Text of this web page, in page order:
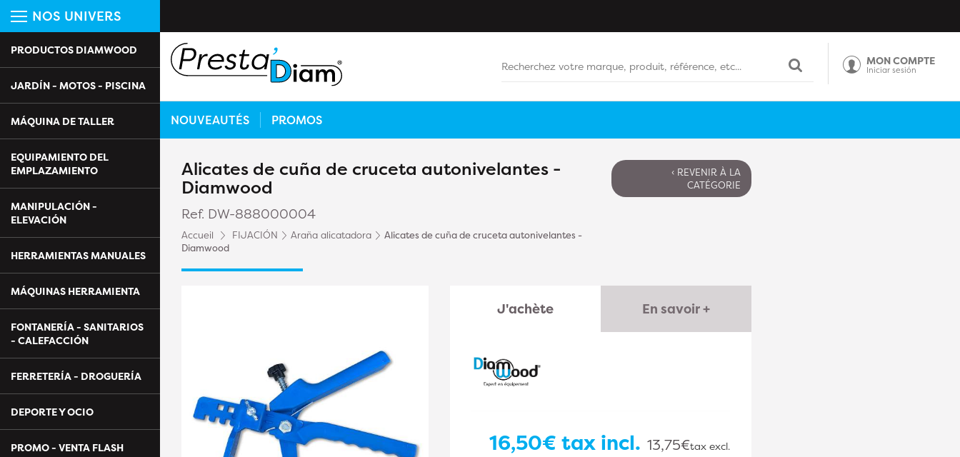
NOS UNIVERS
PRODUCTOS DIAMWOOD
JARDÍN - MOTOS - PISCINA
MÁQUINA DE TALLER
EQUIPAMIENTO DEL
EMPLAZAMIENTO
MANIPULACIÓN -
ELEVACIÓN
HERRAMIENTAS MANUALES
MÁQUINAS HERRAMIENTA
FONTANERÍA - SANITARIOS
- CALEFACCIÓN
FERRETERÍA - DROGUERÍA
DEPORTE Y OCIO
PROMO - VENTA FLASH
MON COMPTE
Iniciar sesión
NOUVEAUTÉS PROMOS
Alicates de cuña de cruceta autonivelantes -
Diamwood
Ref. DW-888000004
Accueil FIJACIÓN Araña alicatadora
Alicates de cuña de cruceta autonivelantes -
Diamwood
‹ REVENIR À LA
CATÉGORIE
J'achète En savoir +
16,50€ tax incl. 13,75€tax excl.